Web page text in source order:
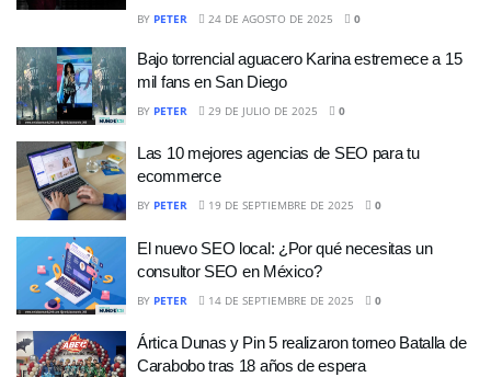
BY PETER 24 DE AGOSTO DE 2025 0
Bajo torrencial aguacero Karina estremece a 15
mil fans en San Diego
BY PETER 29 DE JULIO DE 2025 0
Las 10 mejores agencias de SEO para tu
ecommerce
BY PETER 19 DE SEPTIEMBRE DE 2025 0
El nuevo SEO local: ¿Por qué necesitas un
consultor SEO en México?
BY PETER 14 DE SEPTIEMBRE DE 2025 0
Ártica Dunas y Pin 5 realizaron torneo Batalla de
Carabobo tras 18 años de espera